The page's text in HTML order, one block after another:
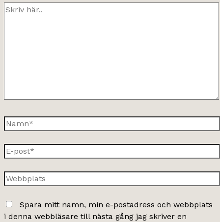
Skriv
Namn*
E-
post*
Webbplats
Spara mitt namn, min e-postadress och webbplats
i denna webbläsare till nästa gång jag skriver en